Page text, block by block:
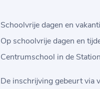
Schoolvrije dagen en
Op schoolvrije dagen en
Centrumschool in de
De inschrijving gebeurt via